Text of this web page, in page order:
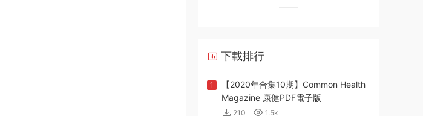
下載排行
1
【2020年合集10期】Common Health
Magazine 康健PDF電子版
210 1.5k